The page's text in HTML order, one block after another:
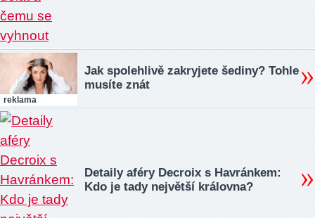
reklama
Jak spolehlivě zakryjete šediny? Tohle
musíte znát
Detaily aféry Decroix s Havránkem:
Kdo je tady největší královna?